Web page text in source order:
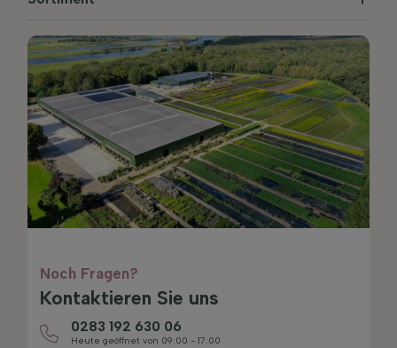
Noch Fragen?
Kontaktieren Sie uns
0283 192 630 06
Heute geöffnet von 09:00 - 17:00